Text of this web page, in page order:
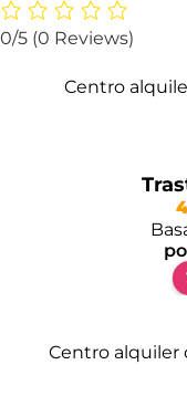
0/5 (0 Reviews)
Centro
Centro alquiler